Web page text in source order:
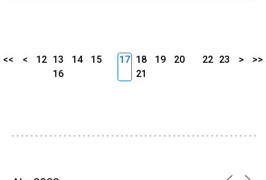
<< < 12 13 14
15
16
17 18 19
20
21
22 23 > >>